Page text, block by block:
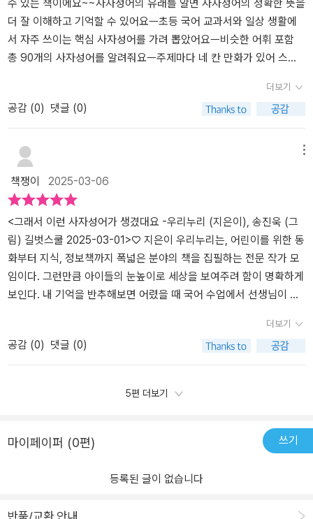
옛날 사람들의 생각이나 마음을 네 글자로 간결하게 나타낸 말이지
요. <그래서 이런 사자성어가 생겼대요>는 사자성어를 쉽고 재미있
게 익힐 수 있도록 실생활에서 자주 쓰는 필수 사자성어를 이야기와
함께 알려 줘요. 산이와 솔이 가족의 유쾌한 이야기를 보면서 어떤 상
깊이 있게 이해할 수 있어요. 한 페이지는 네 칸 만화, 다른 한 페이지
는 이야기 동화~ 우리 아이들이 부담 없이 읽을 수 있는 분량으로 재
미와 학습을 동시에 주는 매력만점의 책이랍니다.사자성어를 즐겁게
배우고 싶은 초등학생부터 우리 아이들의 어휘력과 한자 실력을 키워
주고 싶은 부모님, 어휘 관련 학습 자료를 찾고 계신 선생님들께 이 책
을 추천하고 싶어요. 재미있는 사자성어 이야기를 읽으면서 어휘력과
문해력을 탄탄히 키울 수 있는 책! <그래서 이런 사자성어가 생겼대
요>와 함께 하세요!읽다 보면 문해력이 저절로그래서 이런 사자성어
가 생겼대요.​글. 우리누리그림. 송진욱길벗스쿨 / 2025.3.1​출판사로
부터 도서만을 지원받아주관적으로 작성한 후기입니다.​
수 있는 책이에요~~사자성어의 유래를 알면 사자성어의 정확한 뜻을
더 잘 이해하고 기억할 수 있어요ㅡ초등 국어 교과서와 일상 생활에
서 자주 쓰이는 핵심 사자성어를 가려 뽑았어요ㅡ비슷한 어휘 포함
총 90개의 사자성어를 알려줘요ㅡ주제마다 네 칸 만화가 있어 스스
ㅡ배운 사자성어를 일상에 적용해볼 수 있어요그래서 이런 시리즈 여
러권 있는데 재미있어서 계속 찾는 책이에요 내용이 너무 흥미로운데
그속에서 어휘력이나문해력이 길러져서 너무 좋지요❤️#길벗스쿨@
gilbutschool_kids #초등도서추천#초등문해력
더보기
공감 (0) 댓글 (0)
책쟁이 2025-03-06
<그래서 이런 사자성어가 생겼대요 -우리누리 (지은이), 송진욱 (그
림) 길벗스쿨 2025-03-01>♡ 지은이 우리누리는, 어린이를 위한 동
화부터 지식, 정보책까지 폭넓은 분야의 책을 집필하는 전문 작가 모
임이다. 그런만큼 아이들의 눈높이로 세상을 보여주려 함이 명확하게
보인다. 내 기억을 반추해보면 어렸을 때 국어 수업에서 선생님이 갱
던 기억이 난다. 외우라고. 그게 초등학교인지, 중학교인지 기억은 잘
나진 않지만, 그렇게 배우는 게 참 효율성이 없었다. 물론 설명을 해주
셨지만, 한번 듣고 오롯이 내것으로 만들기에는 무리가 있었다.이 책
은 아이들이 쉽게 이해할 수 있도록 네컷만화로 일단 아이들의 재미
지혜가 담긴, 태도와 행동을 나타내는, 마음과 성격을 알려주는, 사람
사이의 관계를 나타내는, 알면 알수록 재미있는 사자성어로 알차게
구성되어 있다. 요즘 아이들의 문해력이 문제라고 한다. 그러면 전화
나온다. 그걸 잘 이용하면 기회가 되지 않을까?초등학교 5학년에 올
더보기
공감 (0) 댓글 (0)
5편 더보기
마이페이퍼 (0편) 쓰기
등록된 글이 없습니다
반품/교환 안내